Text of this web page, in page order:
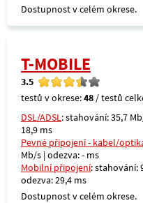
Dostupnost v celém okrese.
T-MOBILE
3.5
testů v okrese:48 / testů
DSL/ADSL: stahování: 35,7
18,9 ms
Pevné připojení - kabel/
Mb/s | odezva: - ms
Mobilní připojení: stahování:
odezva: 29,4 ms
Dostupnost v celém okrese.